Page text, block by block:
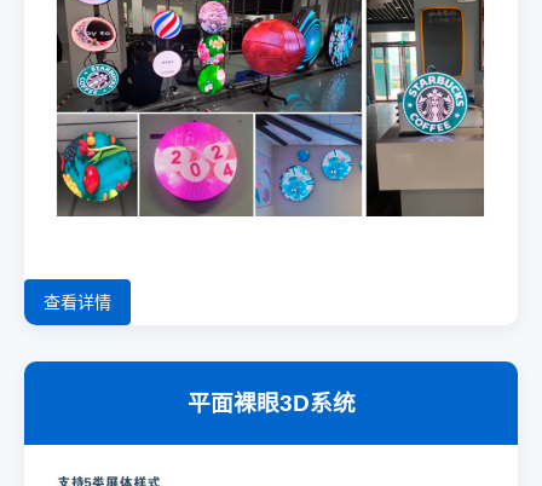
查看详情
平面裸眼3D系统